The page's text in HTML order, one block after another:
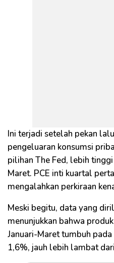
Ini terjadi setelah pekan
pengeluaran konsumsi
pilihan The Fed, lebih
Maret. PCE inti kuartal
mengalahkan perkiraan
Meski begitu, data yang
menunjukkan bahwa
Januari-Maret tumbuh
1,6%, jauh lebih lambat